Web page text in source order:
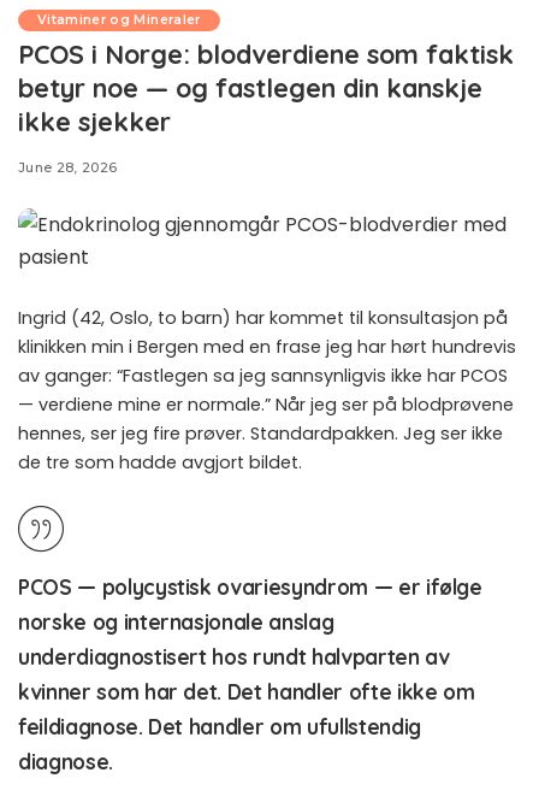
Vitaminer og Mineraler
PCOS i Norge: blodverdiene som faktisk
betyr noe — og fastlegen din kanskje
ikke sjekker
June 28, 2026
Ingrid (42, Oslo, to barn) har kommet til konsultasjon på
klinikken min i Bergen med en frase jeg har hørt hundrevis
av ganger: “Fastlegen sa jeg sannsynligvis ikke har PCOS
— verdiene mine er normale.” Når jeg ser på blodprøvene
hennes, ser jeg fire prøver. Standardpakken. Jeg ser ikke
de tre som hadde avgjort bildet.
PCOS — polycystisk ovariesyndrom — er ifølge
norske og internasjonale anslag
underdiagnostisert hos rundt halvparten av
kvinner som har det. Det handler ofte ikke om
feildiagnose. Det handler om ufullstendig
diagnose.